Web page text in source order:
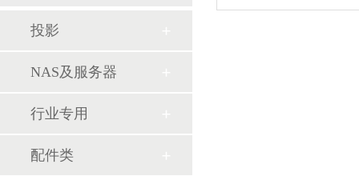
投影
NAS及服务器
行业专用
配件类